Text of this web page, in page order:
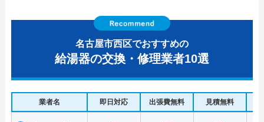
名古屋市西区でおすすめの
給湯器の交換・修理業者10選
業者名 即日対応 出張費無料 見積無料